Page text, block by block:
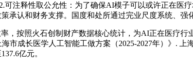
可注释性取公允性：为了确保AI模子可以或许正在医
承认和财务支撑。国度和处所通过完业尺度系统、强
按照火石创制财产数据核心统计，为AI正在医疗行
市成长医学人工智能工做方案（2025-2027年）》.
亿元。